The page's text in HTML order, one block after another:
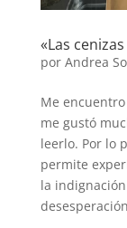
«Las
por Andrea
Me
me gustó
leerlo. Por lo
permite
la